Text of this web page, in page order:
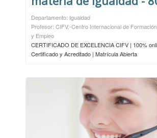
Departamento: Igualdad
Profesor: CIFV.-Centro Internacional de
y Empleo
CERTIFICADO DE EXCELENCIA CIFV | 100%
Certificado y Acreditado | Matrícula Abierta